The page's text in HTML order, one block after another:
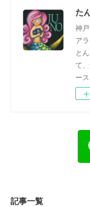
た
神
ア
と
て
ー
記事一覧